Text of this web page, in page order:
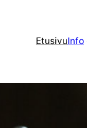
EtusivuInfo